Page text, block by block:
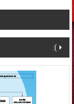
:(